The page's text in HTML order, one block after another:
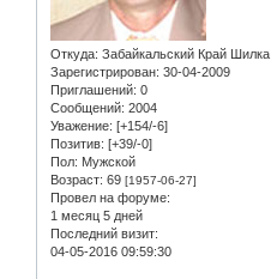
Откуда: Забайкальский Край Шилка
Зарегистрирован: 30-04-2009
Приглашений: 0
Сообщений: 2004
Уважение: [+154/-6]
Позитив: [+39/-0]
Пол: Мужской
Возраст: 69 [1957-06-27]
Провел на форуме:
1 месяц 5 дней
Последний визит:
04-05-2016 09:59:30